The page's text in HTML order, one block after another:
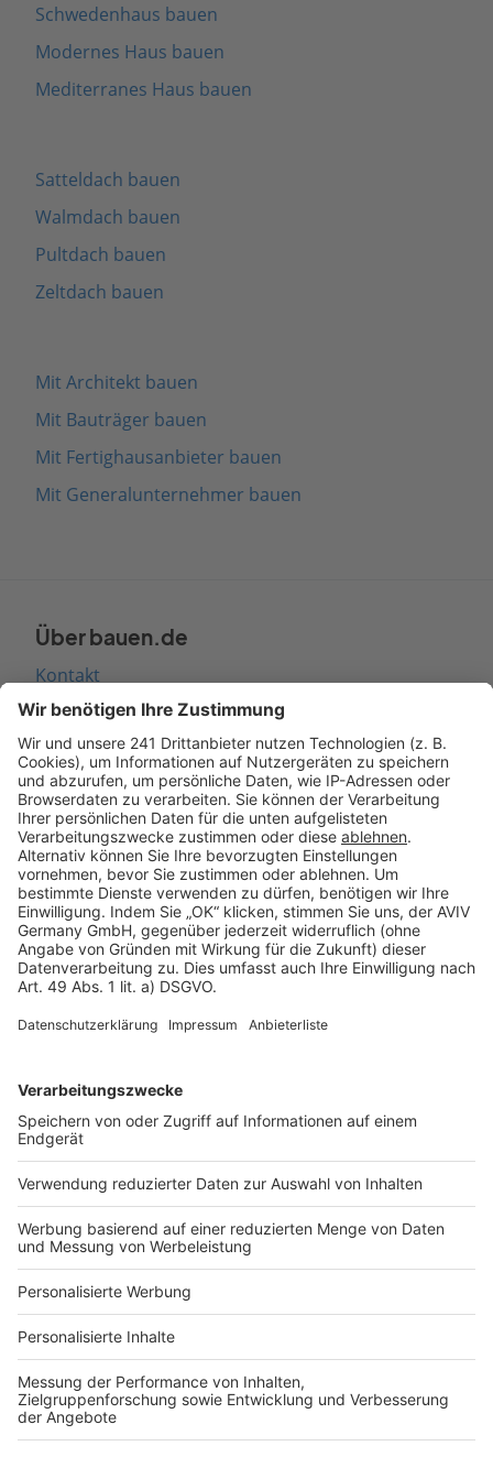
Schwedenhaus bauen
Modernes Haus bauen
Mediterranes Haus bauen
Satteldach bauen
Walmdach bauen
Pultdach bauen
Zeltdach bauen
Mit Architekt bauen
Mit Bauträger bauen
Mit Fertighausanbieter bauen
Mit Generalunternehmer bauen
Über bauen.de
Kontakt
Seitenaufbau
Barrierefreiheit
Cookie Einstellungen
Rechtliches
AGB-Übersicht
Datenschutz
Impressum
Services
Bauprojekt-Quiz
Häuser-Suche
Hausanbieter-Suche
Bauprojekt-Profil
Für Unternehmen
Ihre Baufirma auf bauen.de
Kostenloses Infogespräch